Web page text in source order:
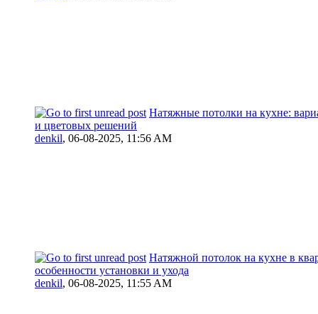
Натяжные потолки на кухне:
и цветовых решений
denkil, 06-08-2025, 11:56 AM
Натяжной потолок на кухне в
особенности установки и ухода
denkil, 06-08-2025, 11:55 AM